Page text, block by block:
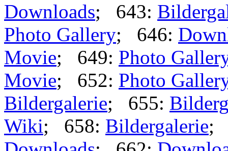
Downloads; 643:
Photo Gallery; 646:
Movie; 649: Photo
Movie; 652: Photo
Bildergalerie; 655:
Wiki; 658: Bildergalerie;